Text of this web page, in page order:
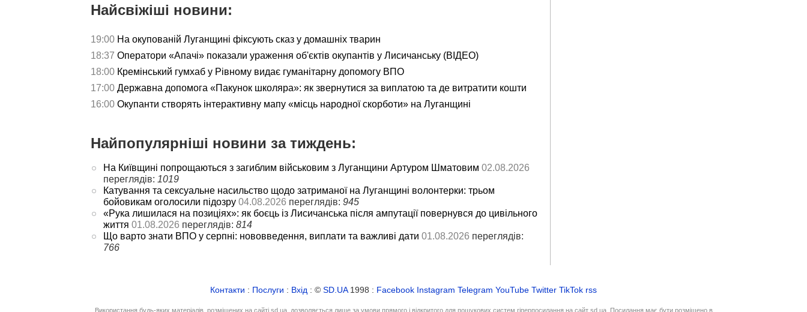
Найсвіжіші новини:
19:00 На окупованій Луганщині фіксують сказ у домашніх тварин
18:37 Оператори «Апачі» показали ураження об'єктів окупантів у Лисичанську (ВІДЕО)
18:00 Кремінський гумхаб у Рівному видає гуманітарну допомогу ВПО
17:00 Державна допомога «Пакунок школяра»: як звернутися за виплатою та де витратити кошти
16:00 Окупанти створять інтерактивну мапу «місць народної скорботи» на Луганщині
Найпопулярніші новини за тиждень:
На Київщині попрощаються з загиблим військовим з Луганщини Артуром Шматовим 02.08.2026
переглядів: 1019
Катування та сексуальне насильство щодо затриманої на Луганщині волонтерки: трьом
бойовикам оголосили підозру 04.08.2026 переглядів: 945
«Рука лишилася на позиціях»: як боєць із Лисичанська після ампутації повернувся до цивільного
життя 01.08.2026 переглядів: 814
Що варто знати ВПО у серпні: нововведення, виплати та важливі дати 01.08.2026 переглядів:
766
Контакти : Послуги : Вхід : © SD.UA1998 : Facebook Instagram Telegram YouTube Twitter TikTok rss
Використання будь-яких матеріалів, розміщених на сайті sd.ua, дозволяється лише за умови прямого і відкритого для пошукових систем гіперпосилання на сайт sd.ua. Посилання має бути розміщено в